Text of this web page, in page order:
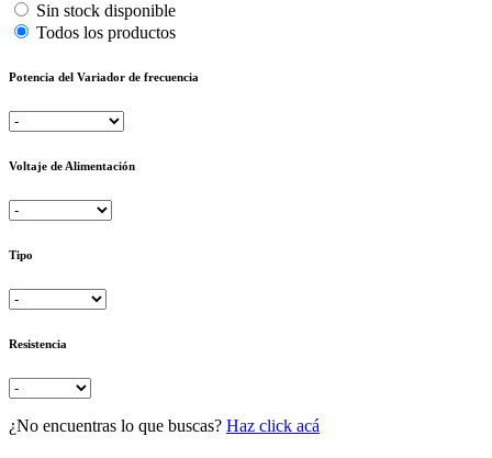
Sin stock disponible
Todos los productos
Potencia del Variador de frecuencia
Voltaje de Alimentación
Tipo
Resistencia
¿No encuentras lo que buscas? Haz click acá